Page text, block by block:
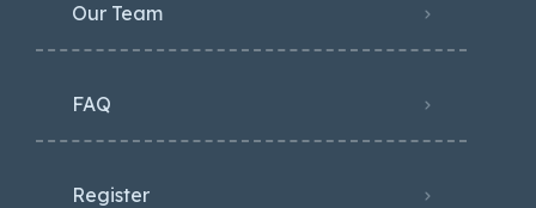
Our Team
FAQ
Register